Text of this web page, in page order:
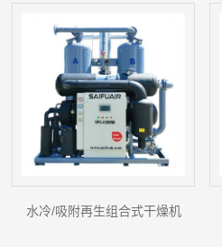
水冷/吸附再生组合式干燥机